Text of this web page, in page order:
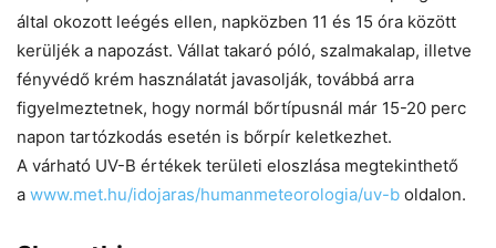
által okozott leégés ellen, napközben 11 és 15 óra között
kerüljék a napozást. Vállat takaró póló, szalmakalap, illetve
fényvédő krém használatát javasolják, továbbá arra
figyelmeztetnek, hogy normál bőrtípusnál már 15-20 perc
napon tartózkodás esetén is bőrpír keletkezhet.
A várható UV-B értékek területi eloszlása megtekinthető
a www.met.hu/idojaras/humanmeteorologia/uv-b oldalon.